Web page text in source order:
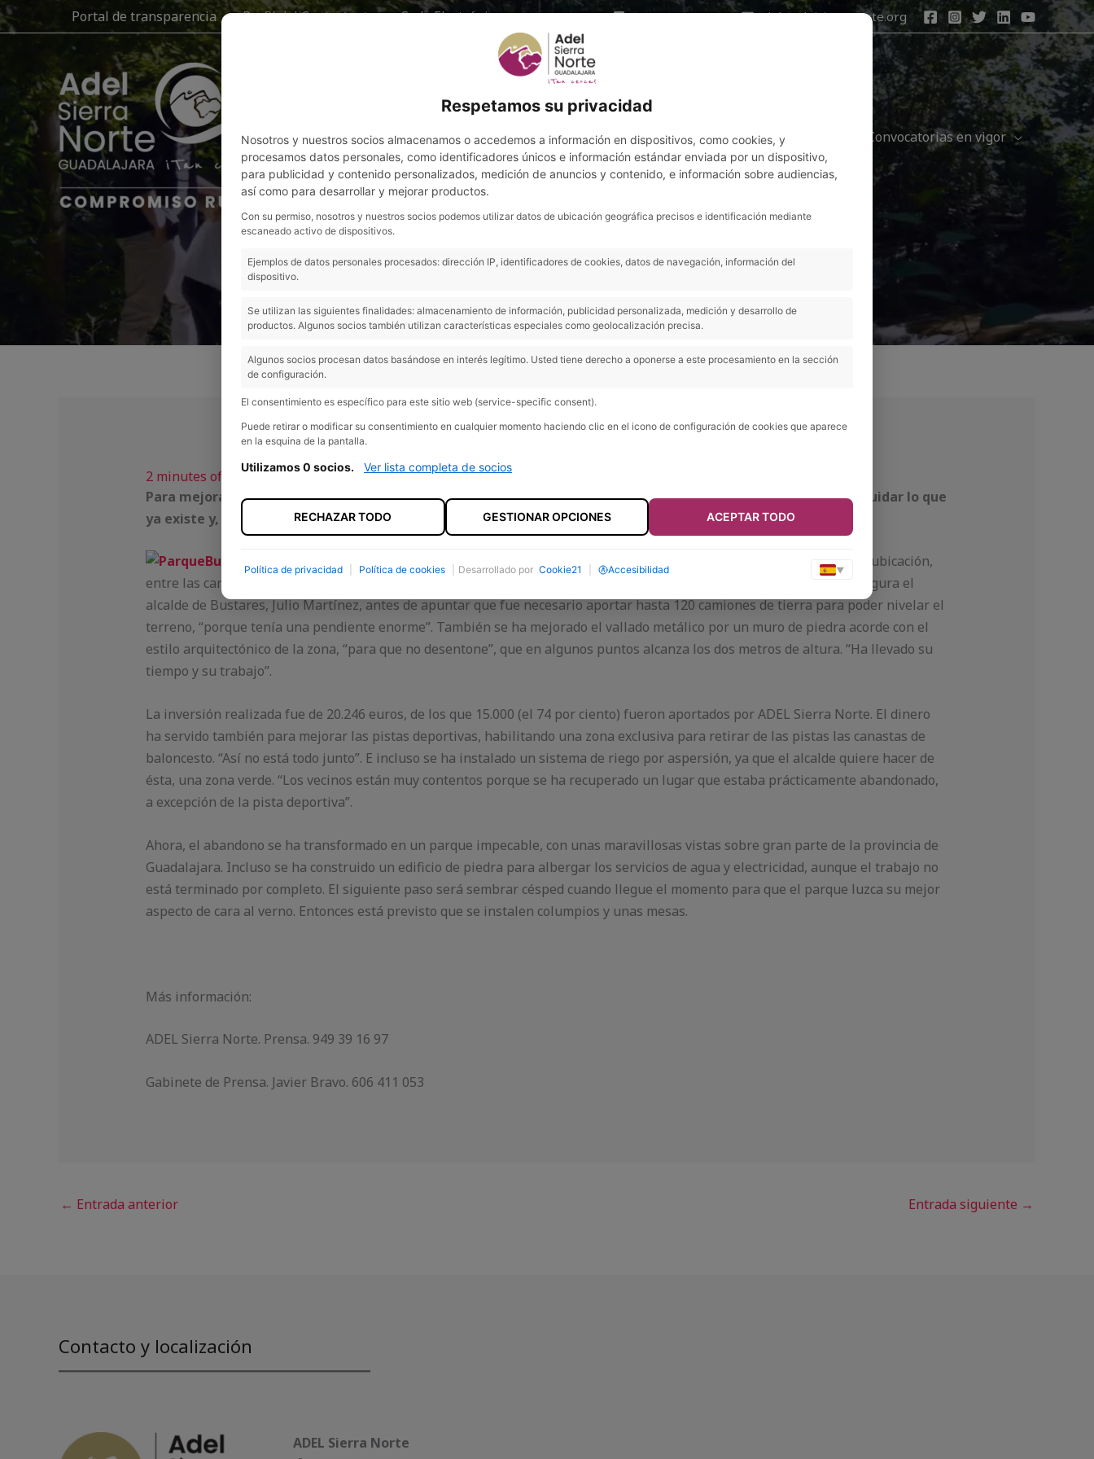
Ir
al
Portal de transparencia Perfil del Contratante Sede Electrónica +34 949 391 697 adel@adelsierranorte.org
Home Sobre ADEL Territorio Despensa Turismo Leader Convocatorias en vigor
2 minutes of reading
Para mejorar la calidad de vida de los vecinos, a veces no es necesario inventar nada nuevo. Es suficiente con cuidar lo que
ya existe y, llegado el caso, mejorarlo.
Bustares. 21 de marzo de 2015. Construido en los años 90, su privi­legiada ubicación,
entre las carrete­ras GU-140 y GU-147, le convirtieron en un lugar muy frecuentado. “Ha si­do una obra importante”, asegura el
alcalde de Bustares, Julio Martínez, an­tes de apuntar que fue necesario aportar has­ta 120 camiones de tierra para poder nivelar el
terreno, “porque tenía una pendiente enorme”. También se ha mejorado el vallado metálico por un muro de piedra acorde con el
estilo arquitec­tónico de la zona, “para que no desentone”, que en algunos puntos alcanza los dos metros de altura. “Ha llevado su
tiempo y su trabajo”.
La inversión realizada fue de 20.246 euros, de los que 15.000 (el 74 por ciento) fueron aportados por ADEL Sierra Norte. El dinero
ha servido tam­bién para mejorar las pistas deportivas, habi­litando una zona exclusiva para retirar de las pistas las canastas de
baloncesto. “Así no está todo junto”. E incluso se ha instalado un sis­tema de riego por aspersión, ya que el alcalde quiere hacer de
ésta, una zona verde. “Los ve­cinos están muy contentos porque se ha re­cuperado un lugar que estaba prácticamente abandonado,
a excepción de la pista deporti­va”.
Ahora, el abandono se ha transformado en un parque impecable, con unas maravillo­sas vistas sobre gran parte de la provincia de
Guadalajara. Incluso se ha construido un edi­ficio de piedra para albergar los servicios de agua y electricidad, aunque el trabajo no
está terminado por completo. El siguiente paso se­rá sembrar césped cuando llegue el momen­to para que el parque luzca su mejor
aspecto de cara al verno. Entonces está previs­to que se instalen columpios y unas mesas.
Más información:
ADEL Sierra Norte. Prensa. 949 39 16 97
Gabinete de Prensa. Javier Bravo. 606 411 053
← Entrada anterior Entrada siguiente →
Contacto y localización
ADEL Sierra Norte
Respetamos su privacidad
Nosotros y nuestros socios almacenamos o accedemos a información en dispositivos, como cookies, y
procesamos datos personales, como identificadores únicos e información estándar enviada por un dispositivo,
para publicidad y contenido personalizados, medición de anuncios y contenido, e información sobre audiencias,
así como para desarrollar y mejorar productos.
Con su permiso, nosotros y nuestros socios podemos utilizar datos de ubicación geográfica precisos e identificación mediante
escaneado activo de dispositivos.
Ejemplos de datos personales procesados: dirección IP, identificadores de cookies, datos de navegación, información del
dispositivo.
Se utilizan las siguientes finalidades: almacenamiento de información, publicidad personalizada, medición y desarrollo de
productos. Algunos socios también utilizan características especiales como geolocalización precisa.
Algunos socios procesan datos basándose en interés legítimo. Usted tiene derecho a oponerse a este procesamiento en la sección
de configuración.
El consentimiento es específico para este sitio web (service-specific consent).
Puede retirar o modificar su consentimiento en cualquier momento haciendo clic en el icono de configuración de cookies que aparece
en la esquina de la pantalla.
Utilizamos 0 socios. Ver lista completa de socios
RECHAZAR TODO GESTIONAR OPCIONES ACEPTAR TODO
Política de privacidad Política de cookies Desarrollado por Cookie21 Accesibilidad ▼